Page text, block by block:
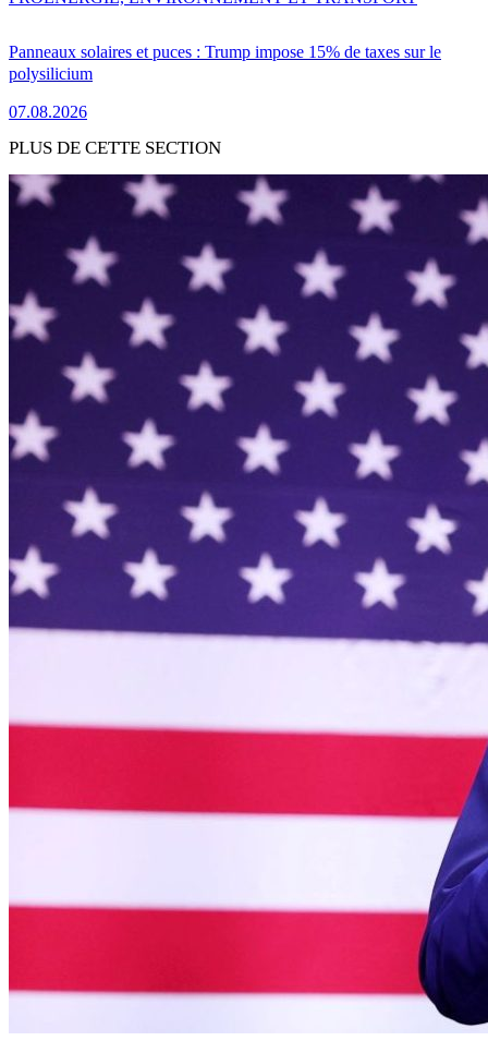
Panneaux solaires et puces : Trump impose 15% de taxes sur le
polysilicium
07.08.2026
PLUS DE CETTE SECTION